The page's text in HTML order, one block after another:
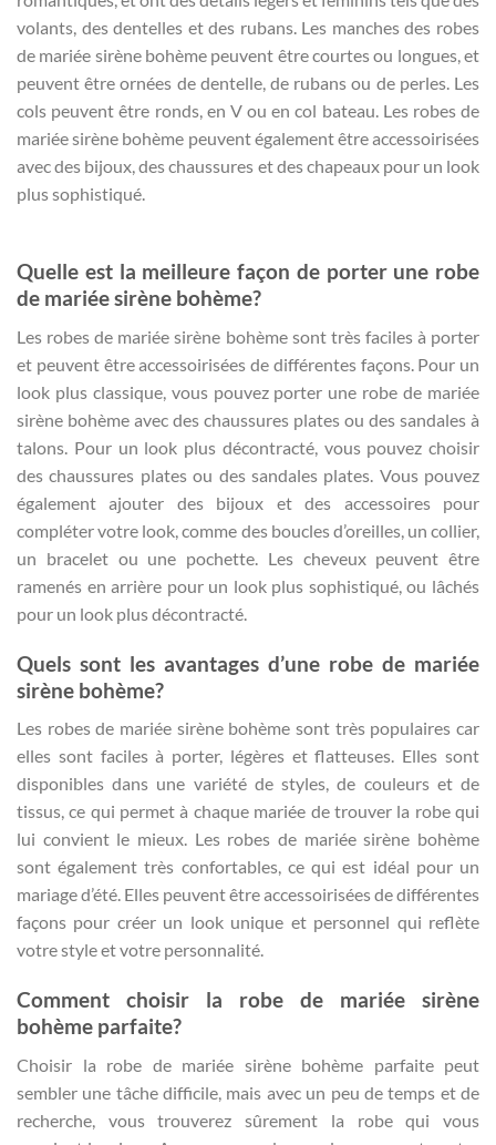
volants, des dentelles et des rubans. Les manches des robes
de mariée sirène bohème peuvent être courtes ou longues, et
peuvent être ornées de dentelle, de rubans ou de perles. Les
cols peuvent être ronds, en V ou en col bateau. Les robes de
mariée sirène bohème peuvent également être accessoirisées
avec des bijoux, des chaussures et des chapeaux pour un look
plus sophistiqué.
Quelle est la meilleure façon de porter une robe
de mariée sirène bohème?
Les robes de mariée sirène bohème sont très faciles à porter
et peuvent être accessoirisées de différentes façons. Pour un
look plus classique, vous pouvez porter une robe de mariée
sirène bohème avec des chaussures plates ou des sandales à
talons. Pour un look plus décontracté, vous pouvez choisir
des chaussures plates ou des sandales plates. Vous pouvez
également ajouter des bijoux et des accessoires pour
compléter votre look, comme des boucles d’oreilles, un collier,
un bracelet ou une pochette. Les cheveux peuvent être
ramenés en arrière pour un look plus sophistiqué, ou lâchés
pour un look plus décontracté.
Quels sont les avantages d’une robe de mariée
sirène bohème?
Les robes de mariée sirène bohème sont très populaires car
elles sont faciles à porter, légères et flatteuses. Elles sont
disponibles dans une variété de styles, de couleurs et de
tissus, ce qui permet à chaque mariée de trouver la robe qui
lui convient le mieux. Les robes de mariée sirène bohème
sont également très confortables, ce qui est idéal pour un
mariage d’été. Elles peuvent être accessoirisées de différentes
façons pour créer un look unique et personnel qui reflète
votre style et votre personnalité.
Comment choisir la robe de mariée sirène
bohème parfaite?
Choisir la robe de mariée sirène bohème parfaite peut
sembler une tâche difficile, mais avec un peu de temps et de
recherche, vous trouverez sûrement la robe qui vous